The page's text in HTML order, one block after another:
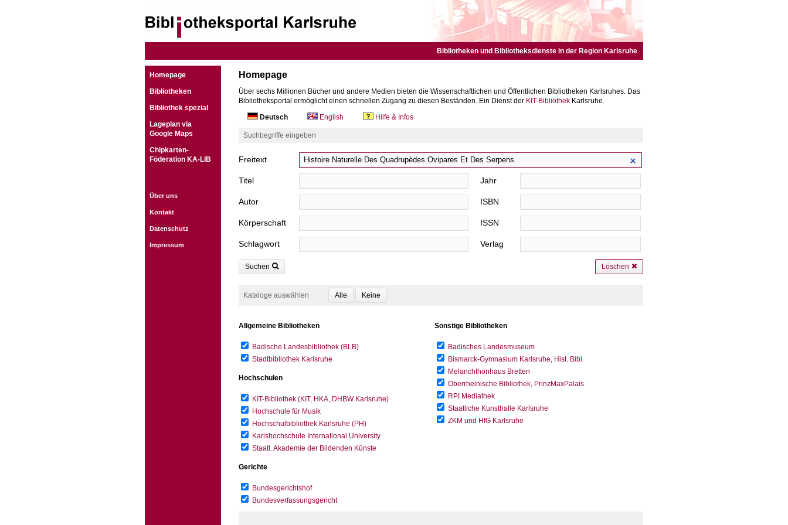
Bibliotheken und Bibliotheksdienste in der Region Karlsruhe
Homepage
Bibliotheken
Bibliothek spezial
Lageplan via
Google Maps
Chipkarten-
Föderation KA-LIB
Über uns
Kontakt
Datenschutz
Impressum
Homepage
Über sechs Millionen Bücher und andere Medien bieten die Wissenschaftlichen und Öffentlichen Bibliotheken Karlsruhes. Das
Bibliotheksportal ermöglicht einen schnellen Zugang zu diesen Beständen. Ein Dienst der KIT-Bibliothek Karlsruhe.
Deutsch
English Hilfe & Infos
Suchbegriffe eingeben
Freitext
Titel
Autor
Körperschaft
Schlagwort
Jahr
ISBN
ISSN
Verlag
Suchen Löschen
Kataloge auswählen
Allgemeine Bibliotheken
Badische Landesbibliothek (BLB)
Stadtbibliothek Karlsruhe
Hochschulen
KIT-Bibliothek (KIT, HKA, DHBW Karlsruhe)
Hochschule für Musik
Hochschulbibliothek Karlsruhe (PH)
Karlshochschule International University
Staatl. Akademie der Bildenden Künste
Gerichte
Bundesgerichtshof
Bundesverfassungsgericht
Sonstige Bibliotheken
Badisches Landesmuseum
Bismarck-Gymnasium Karlsruhe, Hist. Bibl.
Melanchthonhaus Bretten
Oberrheinische Bibliothek, PrinzMaxPalais
RPI Mediathek
Staatliche Kunsthalle Karlsruhe
ZKM und HfG Karlsruhe